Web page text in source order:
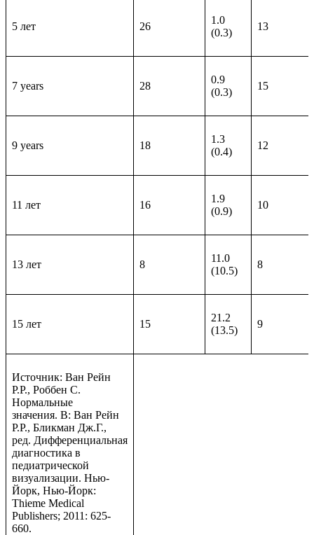
5 лет 26
1.0
(0.3)
13
7 years 28
0.9
(0.3)
15
9 years 18
1.3
(0.4)
12
11 лет 16
1.9
(0.9)
10
13 лет 8
11.0
(10.5)
8
15 лет 15
21.2
(13.5)
9
Источник: Ван Рейн
Р.Р., Роббен С.
Нормальные
значения. В: Ван Рейн
Р.Р., Бликман Дж.Г.,
ред. Дифференциальная
диагностика в
педиатрической
визуализации. Нью-
Йорк, Нью-Йорк:
Thieme Medical
Publishers; 2011: 625-
660.